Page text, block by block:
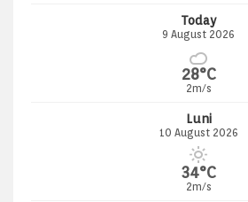
Today
9 August 2026
28°C
2m/s
Luni
10 August 2026
34°C
2m/s